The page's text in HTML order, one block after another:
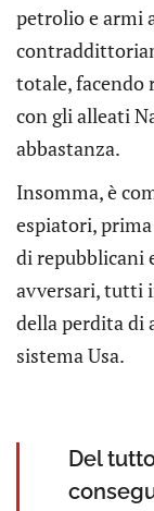
petrolio e armi
totale, facendo
con gli alleati
abbastanza.
Insomma, è
espiatori, prima
di repubblicani
avversari, tutti
della perdita di
sistema Usa.
Del